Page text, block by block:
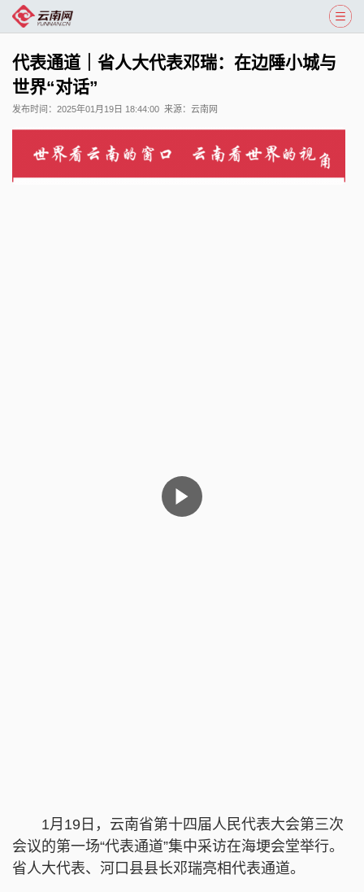
代表通道｜省人大代表邓瑞：在边陲小城与
世界“对话”
发布时间： 2025年01月19日 18:44:00 来源： 云南网
1月19日，云南省第十四届人民代表大会第三次
会议的第一场“代表通道”集中采访在海埂会堂举行。
省人大代表、河口县县长邓瑞亮相代表通道。